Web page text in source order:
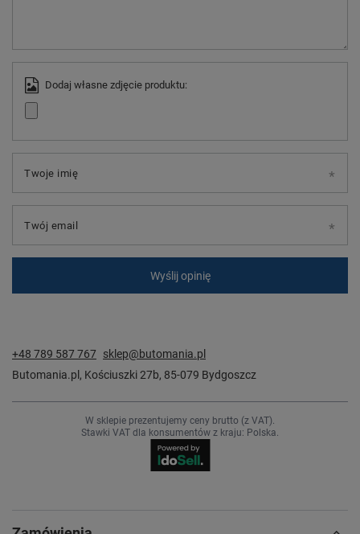
Dodaj własne zdjęcie produktu:
Twoje imię
Twój email
Wyślij opinię
+48 789 587 767 sklep@butomania.pl
Butomania.pl , Kościuszki 27b, 85-079 Bydgoszcz
W sklepie prezentujemy ceny brutto (z VAT).
Stawki VAT dla konsumentów z kraju: Polska.